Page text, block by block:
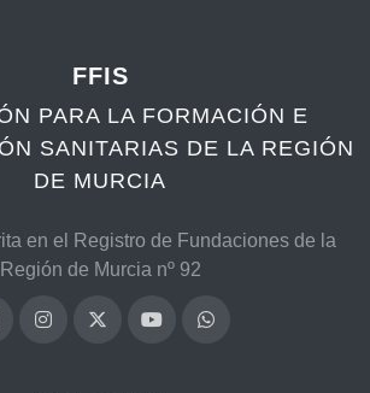
FFIS
PARA LA FORMACIÓN E
SANITARIAS DE LA REGIÓN
DE MURCIA
en el Registro de Fundaciones de la
Región de Murcia nº 92